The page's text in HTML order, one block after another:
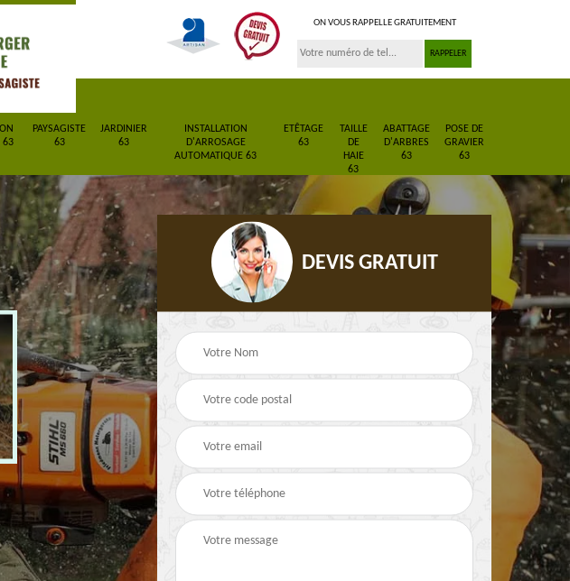
ON VOUS RAPPELLE GRATUITEMENT
63
PAYSAGISTE
63
JARDINIER
63
INSTALLATION
D'ARROSAGE
AUTOMATIQUE 63
ETÊTAGE
63
TAILLE
DE
HAIE
63
ABATTAGE
D'ARBRES
63
POSE DE
GRAVIER
63
Entreprise de
terrassement 63
Pose de gazon en
rouleau 63
Paysagiste 63
DEVIS GRATUIT